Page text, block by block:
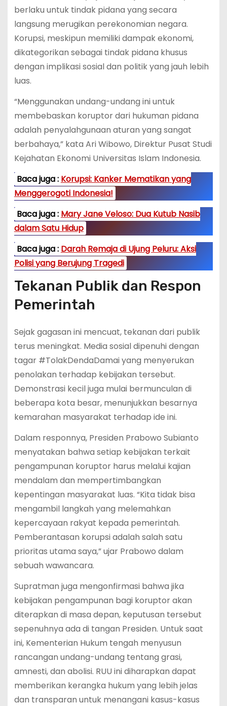
berlaku untuk tindak pidana yang secara
langsung merugikan perekonomian negara.
Korupsi, meskipun memiliki dampak ekonomi,
dikategorikan sebagai tindak pidana khusus
dengan implikasi sosial dan politik yang jauh lebih
luas.
“Menggunakan undang-undang ini untuk
membebaskan koruptor dari hukuman pidana
adalah penyalahgunaan aturan yang sangat
berbahaya,” kata Ari Wibowo, Direktur Pusat Studi
Kejahatan Ekonomi Universitas Islam Indonesia.
Baca juga : Korupsi: Kanker Mematikan yang
Menggerogoti Indonesia!
Baca juga : Mary Jane Veloso: Dua Kutub Nasib
dalam Satu Hidup
Baca juga : Darah Remaja di Ujung Peluru: Aksi
Polisi yang Berujung Tragedi
Tekanan Publik dan Respon
Pemerintah
Sejak gagasan ini mencuat, tekanan dari publik
terus meningkat. Media sosial dipenuhi dengan
tagar #TolakDendaDamai yang menyerukan
penolakan terhadap kebijakan tersebut.
Demonstrasi kecil juga mulai bermunculan di
beberapa kota besar, menunjukkan besarnya
kemarahan masyarakat terhadap ide ini.
Dalam responnya, Presiden Prabowo Subianto
menyatakan bahwa setiap kebijakan terkait
pengampunan koruptor harus melalui kajian
mendalam dan mempertimbangkan
kepentingan masyarakat luas. “Kita tidak bisa
mengambil langkah yang melemahkan
kepercayaan rakyat kepada pemerintah.
Pemberantasan korupsi adalah salah satu
prioritas utama saya,” ujar Prabowo dalam
sebuah wawancara.
Supratman juga mengonfirmasi bahwa jika
kebijakan pengampunan bagi koruptor akan
diterapkan di masa depan, keputusan tersebut
sepenuhnya ada di tangan Presiden. Untuk saat
ini, Kementerian Hukum tengah menyusun
rancangan undang-undang tentang grasi,
amnesti, dan abolisi. RUU ini diharapkan dapat
memberikan kerangka hukum yang lebih jelas
dan transparan untuk menangani kasus-kasus